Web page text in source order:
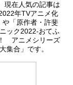
現在人気の記事は
年TVアニメ化
「原作者・許斐
ック2022-おてふ
アニメシリーズ
集合」です。